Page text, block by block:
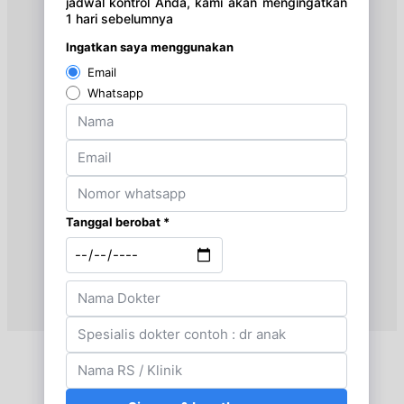
Kamis, 20/08/2026
Jumat, 21/08/2026
Jam 16:00 - 18:00
Sabtu, 22/08/2026
Jam 09:30 - 12:00
Sabtu, 22/08/2026
Jam 19:00 - 20:00
Senin, 24/08/2026
Jam 16:00 - 18:00
Selasa, 25/08/2026